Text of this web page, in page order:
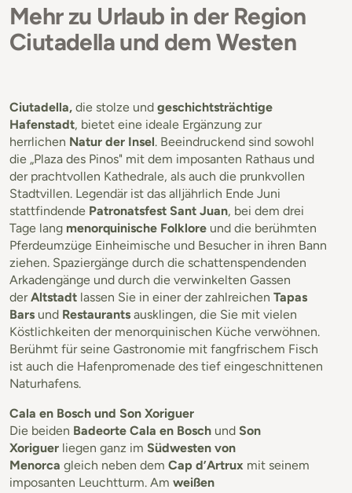
Mehr zu Urlaub in der Region
Ciutadella und dem Westen
Ciutadella, die stolze und geschichtsträchtige
Hafenstadt, bietet eine ideale Ergänzung zur
herrlichen Natur der Insel. Beeindruckend sind sowohl
die „Plaza des Pinos" mit dem imposanten Rathaus und
der prachtvollen Kathedrale, als auch die prunkvollen
Stadtvillen. Legendär ist das alljährlich Ende Juni
stattfindende Patronatsfest Sant Juan, bei dem drei
Tage lang menorquinische Folklore und die berühmten
Pferdeumzüge Einheimische und Besucher in ihren Bann
ziehen. Spaziergänge durch die schattenspendenden
Arkadengänge und durch die verwinkelten Gassen
derAltstadt lassen Sie in einer der zahlreichen Tapas
Bars und Restaurants ausklingen, die Sie mit vielen
Köstlichkeiten der menorquinischen Küche verwöhnen.
Berühmt für seine Gastronomie mit fangfrischem Fisch
ist auch die Hafenpromenade des tief eingeschnittenen
Naturhafens.
Cala en Bosch und Son Xoriguer
Die beiden Badeorte Cala en Bosch und Son
Xoriguer liegen ganz im Südwesten von
Menorca gleich neben dem Cap d’Artrux mit seinem
imposanten Leuchtturm. Am weißen